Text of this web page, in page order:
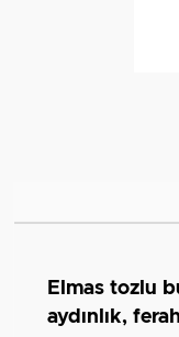
Elmas tozlu
aydınlık,